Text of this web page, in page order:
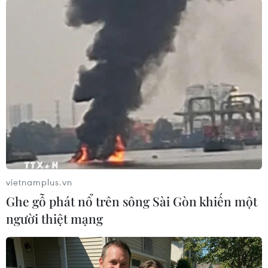
nhân viên y tế bị nhiễm Ebola tại Guinea,
Liberia and Sierra Leone. Dịch bệnh lây lan
nhanh chóng đã khiến các quốc gia Tây Phi vốn
đã ít nhân viên y tế này lại càng thiếu hụt bác
sỹ và y tá trầm trọng.
Cho đến thời điểm hiện tại chỉ các nhân viên
cứu trợ và y tế nước ngoài mới được sơ tán khỏi
Sierra Leone và Liberia để điều trị./.
(TTXVN/Vietnam+)
vietnamplus.vn
Ghe gỗ phát nổ trên sông Sài Gòn khiến một
người thiệt mạng